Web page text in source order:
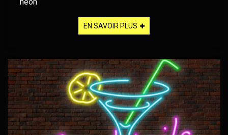
EN SAVOIR PLUS